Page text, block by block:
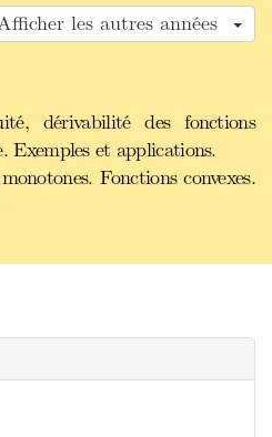
les autres années
dérivabilité des fonctions
Exemples et applications.
Fonctions convexes.